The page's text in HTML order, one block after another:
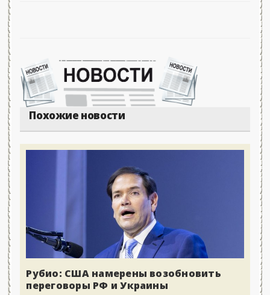
Похожие новости
Рубио: США намерены возобновить
переговоры РФ и Украины